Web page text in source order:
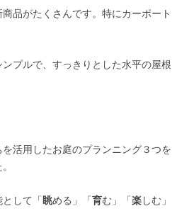
品がたくさんです。特にカーポート
プルで、すっきりとした水平の屋根
活用したお庭のプランニング３つを
して「眺める」「育む」「楽しむ」